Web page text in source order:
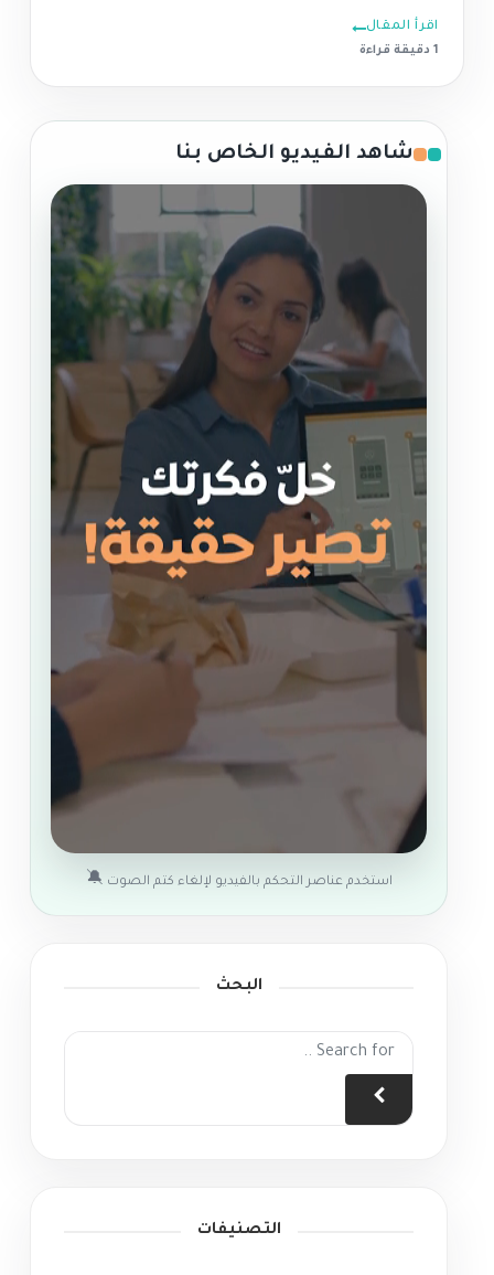
اقرأ المقال
1 دقيقة قراءة
شاهد الفيديو الخاص بنا
استخدم عناصر التحكم بالفيديو لإلغاء كتم الصوت 🔕
البحث
التصنيفات